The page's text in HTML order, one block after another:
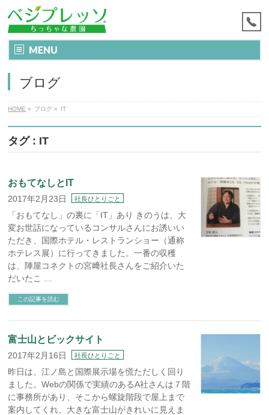
MENU
ブログ
HOME » ブログ » IT
タグ : IT
おもてなしとIT
2017年2月23日 社長ひとりごと
「おもてなし」の裏に「IT」あり きのうは、大
変お世話になっているコンサルさんにお誘いい
ただき、国際ホテル・レストランショー（通称
ホテレス展）に行ってきました。一番の収穫
は、陣屋コネクトの宮﨑社長さんをご紹介いた
だいたこ …
この記事を読む
富士山とビックサイト
2017年2月16日 社長ひとりごと
昨日は、江ノ島と国際展示場を慌ただしく回り
ました。Webの関係で実績のあるA社さんは７階
に事務所があり、そこから螺旋階段で屋上まで
案内してくれ、大きな富士山がきれいに見えま